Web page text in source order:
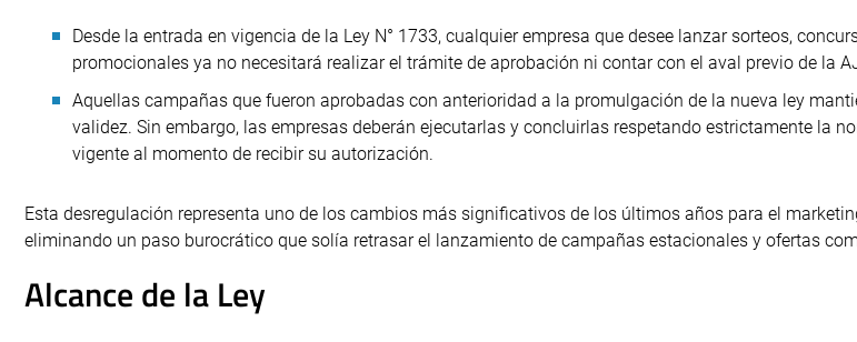
Desde la entrada en vigencia de la Ley N° 1733, cualquier empresa que desee lanzar sorteos,
promocionales ya no necesitará realizar el trámite de aprobación ni contar con el aval previo de la
Aquellas campañas que fueron aprobadas con anterioridad a la promulgación de la nueva ley
validez. Sin embargo, las empresas deberán ejecutarlas y concluirlas respetando estrictamente la
vigente al momento de recibir su autorización.
Esta desregulación representa uno de los cambios más significativos de los últimos años para el
eliminando un paso burocrático que solía retrasar el lanzamiento de campañas estacionales y ofertas
Alcance de la Ley